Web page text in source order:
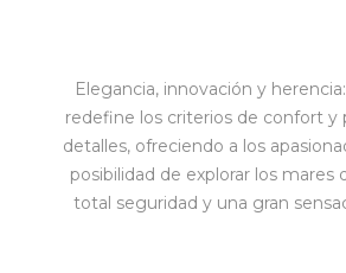
Elegancia, innovación y
redefine los criterios de confort y
detalles, ofreciendo a los
posibilidad de explorar los mares
total seguridad y una gran